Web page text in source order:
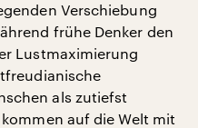
Verschiebung
frühe Denker den
Lustmaximierung
als zutiefst
auf die Welt mit